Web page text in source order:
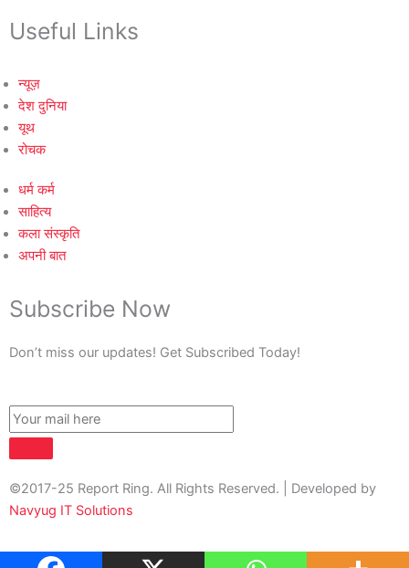
Useful Links
न्यूज़
देश दुनिया
यूथ
रोचक
धर्म कर्म
साहित्य
कला संस्कृति
अपनी बात
Subscribe Now
Don’t miss our updates! Get Subscribed Today!
©2017-25 Report Ring. All Rights Reserved. | Developed by
Navyug IT Solutions